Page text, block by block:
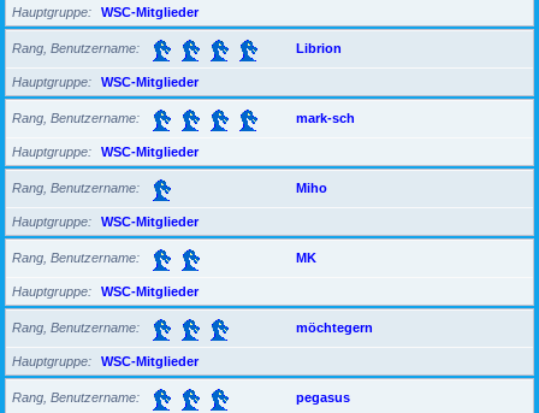
Hauptgruppe WSC-Mitglieder
Rang, Benutzername Librion
Hauptgruppe WSC-Mitglieder
Rang, Benutzername mark-sch
Hauptgruppe WSC-Mitglieder
Rang, Benutzername Miho
Hauptgruppe WSC-Mitglieder
Rang, Benutzername MK
Hauptgruppe WSC-Mitglieder
Rang, Benutzername möchtegern
Hauptgruppe WSC-Mitglieder
Rang, Benutzername pegasus